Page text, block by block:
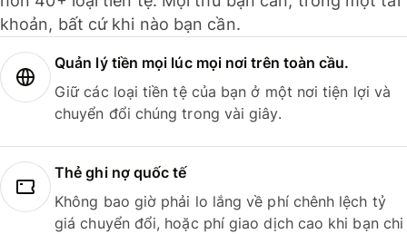
khoản, bất cứ khi nào bạn cần.
Quản lý tiền mọi lúc mọi nơi trên toàn cầu.
Giữ các loại tiền tệ của bạn ở một nơi tiện lợi và
chuyển đổi chúng trong vài giây.
Thẻ ghi nợ quốc tế
Không bao giờ phải lo lắng về phí chênh lệch tỷ
giá chuyển đổi, hoặc phí giao dịch cao khi bạn chi